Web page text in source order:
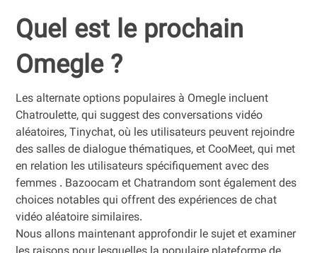
Quel est le prochain
Omegle ?
Les alternate options populaires à Omegle incluent
Chatroulette, qui suggest des conversations vidéo
aléatoires, Tinychat, où les utilisateurs peuvent rejoindre
des salles de dialogue thématiques, et CooMeet, qui met
en relation les utilisateurs spécifiquement avec des
femmes . Bazoocam et Chatrandom sont également des
choices notables qui offrent des expériences de chat
vidéo aléatoire similaires.
Nous allons maintenant approfondir le sujet et examiner